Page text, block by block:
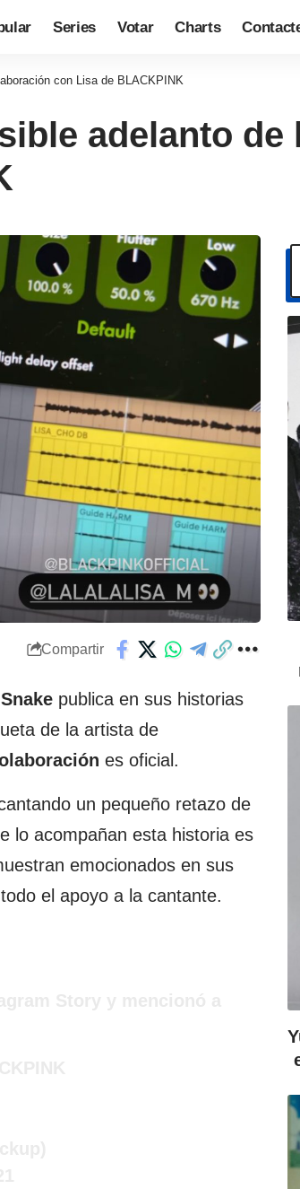
Series Votar Charts
con Lisa de BLACKPINK
adelanto de
Compartir
publica en sus historias
de la artista de
es oficial.
un pequeño retazo de
lo acompañan esta historia es
emocionados en sus
el apoyo a la cantante.